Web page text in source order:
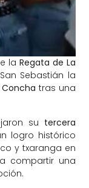
la Regata de La
Sebastián la
tras una
su tercera
logro histórico
y txaranga en
compartir una